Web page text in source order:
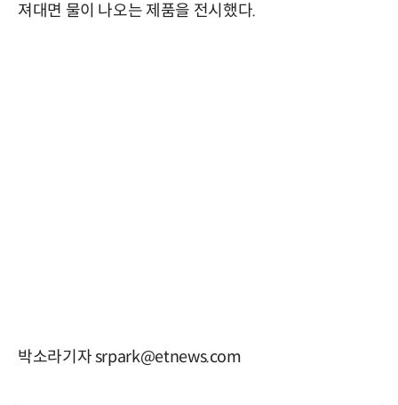
져대면 물이 나오는 제품을 전시했다.
박소라기자 srpark@etnews.com